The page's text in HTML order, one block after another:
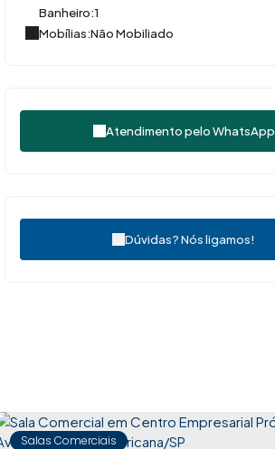
Banheiro:1
Mobílias:Não Mobiliado
Atendimento peloWhatsApp
Dúvidas? Nós ligamos!
Salas Comerciais